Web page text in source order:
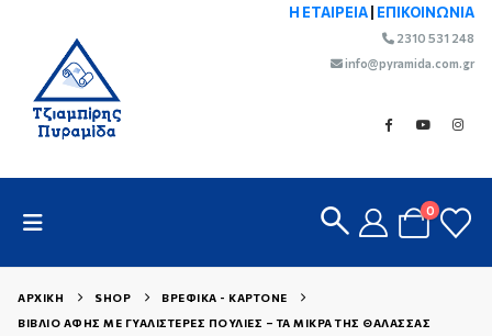
Η ΕΤΑΙΡΕΙΑ ΕΠΙΚΟΙΝΩΝΙΑ
2310 531 248
info@pyramida.com.gr
0
ΑΡΧΙΚΉ SHOP
ΒΡΕΦΙΚΆ - ΚΑΡΤΟΝΈ
ΒΙΒΛΊΟ ΑΦΉΣ ΜΕ ΓΥΑΛΙΣΤΕΡΈΣ ΠΟΎΛΙΕΣ – ΤΑ ΜΙΚΡΆ ΤΗΣ ΘΆΛΑΣΣΑΣ